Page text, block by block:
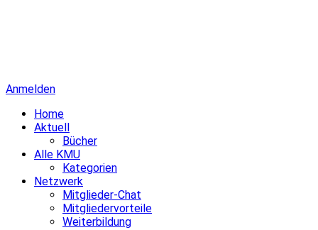
Anmelden
Home
Aktuell
Bücher
Alle KMU
Kategorien
Netzwerk
Mitglieder-Chat
Mitgliedervorteile
Weiterbildung